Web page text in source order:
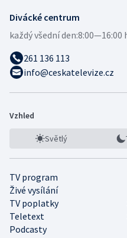
Divácké centrum
každý všední den:8:00—16:00
261 136 113
info@ceskatelevize.cz
Vzhled
Světlý
TV program
Živé vysílání
TV poplatky
Teletext
Podcasty